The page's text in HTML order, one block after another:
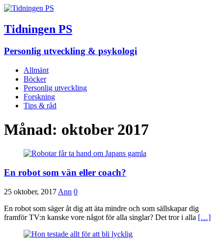
Tidningen PS
Personlig utveckling & psykologi
Allmänt
Böcker
Personlig utveckling
Forskning
Tips & råd
Månad: oktober 2017
En robot som vän eller coach?
25 oktober, 2017 Ann 0
En robot som säger åt dig att äta mindre och som sällskapar dig
framför TV:n kanske vore något för alla singlar? Det tror i alla […]